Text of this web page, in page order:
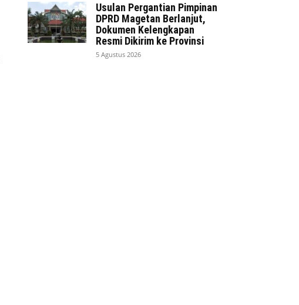
Usulan Pergantian Pimpinan
DPRD Magetan Berlanjut,
Dokumen Kelengkapan
Resmi Dikirim ke Provinsi
5 Agustus 2026